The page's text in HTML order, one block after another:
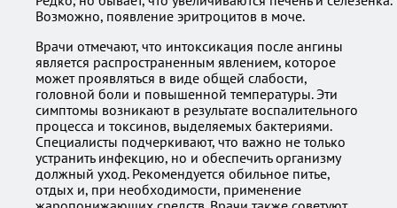
Возможно, появление эритроцитов в моче.
Врачи отмечают, что интоксикация после ангины
является распространенным явлением, которое
может проявляться в виде общей слабости,
головной боли и повышенной температуры. Эти
симптомы возникают в результате воспалительного
процесса и токсинов, выделяемых бактериями.
Специалисты подчеркивают, что важно не только
устранить инфекцию, но и обеспечить организму
должный уход. Рекомендуется обильное питье,
отдых и, при необходимости, применение